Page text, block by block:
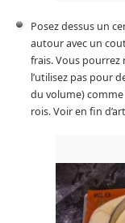
Posez dessus un
autour avec un
frais. Vous
l’utilisez pas pour
du volume)
rois. Voir en fin